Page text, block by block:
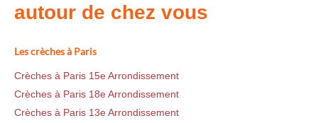
autour de chez vous
Les crèches à Paris
Crèches à Paris 15e Arrondissement
Crèches à Paris 18e Arrondissement
Crèches à Paris 13e Arrondissement